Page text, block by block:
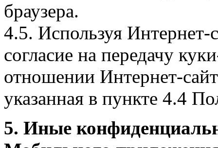
браузера.
4.5. Используя Интернет-
согласие на передачу
отношении Интернет-
указанная в пункте 4.4
5. Иные